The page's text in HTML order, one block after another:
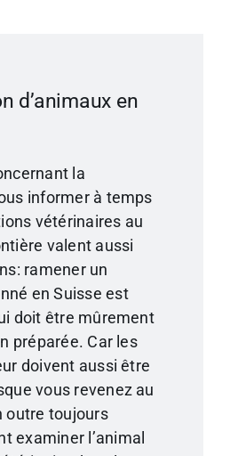
d’animaux en
la
informer à temps
vétérinaires au
valent aussi
ramener un
en Suisse est
doit être mûrement
préparée. Car les
doivent aussi être
vous revenez au
outre toujours
examiner l’animal